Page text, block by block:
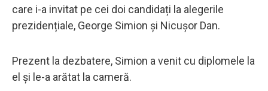
care i-a invitat pe cei doi candidați la alegerile
prezidențiale, George Simion și Nicușor Dan.
Prezent la dezbatere, Simion a venit cu diplomele la
el și le-a arătat la cameră.